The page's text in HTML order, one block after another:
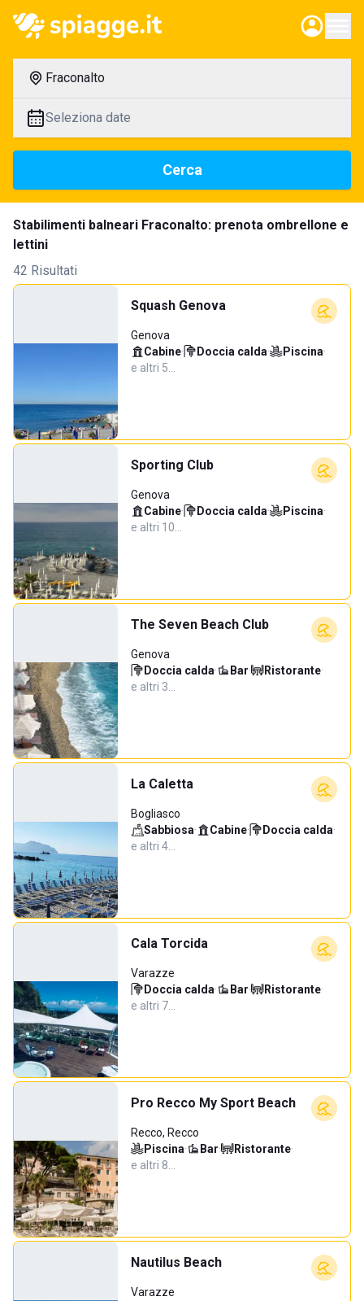
Fraconalto
Seleziona date
Cerca
Stabilimenti balneari Fraconalto: prenota ombrellone e
lettini
42 Risultati
Squash Genova
Genova
Cabine· Doccia calda· Piscina·
e altri 5…
Sporting Club
Genova
Cabine· Doccia calda· Piscina·
e altri 10…
The Seven Beach Club
Genova
Doccia calda· Bar· Ristorante·
e altri 3…
La Caletta
Bogliasco
Sabbiosa· Cabine· Doccia calda·
e altri 4…
Cala Torcida
Varazze
Doccia calda· Bar· Ristorante·
e altri 7…
Pro Recco My Sport Beach
Recco, Recco
Piscina· Bar· Ristorante·
e altri 8…
Nautilus Beach
Varazze